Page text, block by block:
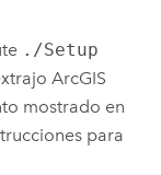
./Setup
ArcGIS
mostrado en
para